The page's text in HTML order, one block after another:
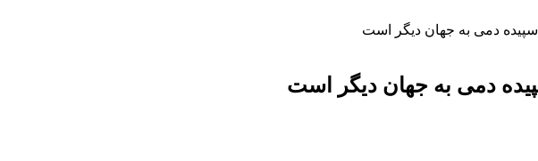
دمی به جهان دیگر است
دمی به جهان دیگر است